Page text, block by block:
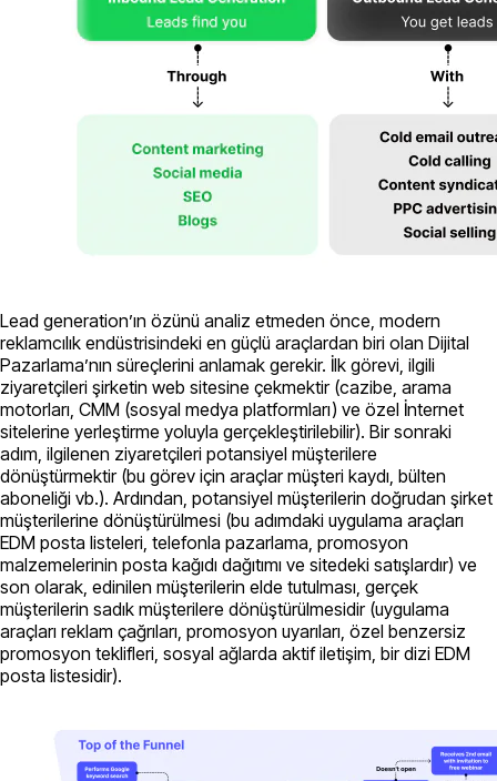
Lead generation’ın özünü analiz etmeden önce, modern
reklamcılık endüstrisindeki en güçlü araçlardan biri olan Dijital
Pazarlama’nın süreçlerini anlamak gerekir. İlk görevi, ilgili
ziyaretçileri şirketin web sitesine çekmektir (cazibe, arama
motorları, CMM (sosyal medya platformları) ve özel İnternet
sitelerine yerleştirme yoluyla gerçekleştirilebilir). Bir sonraki
adım, ilgilenen ziyaretçileri potansiyel müşterilere
dönüştürmektir (bu görev için araçlar müşteri kaydı, bülten
aboneliği vb.). Ardından, potansiyel müşterilerin doğrudan şirket
müşterilerine dönüştürülmesi (bu adımdaki uygulama araçları
EDM posta listeleri, telefonla pazarlama, promosyon
malzemelerinin posta kağıdı dağıtımı ve sitedeki satışlardır) ve
son olarak, edinilen müşterilerin elde tutulması, gerçek
müşterilerin sadık müşterilere dönüştürülmesidir (uygulama
araçları reklam çağrıları, promosyon uyarıları, özel benzersiz
promosyon teklifleri, sosyal ağlarda aktif iletişim, bir dizi EDM
posta listesidir).